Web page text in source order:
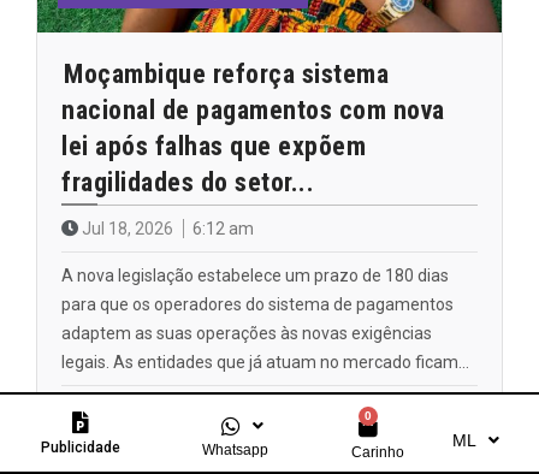
Publicidade Whatsapp
0
Carinho
ML
Moçambique reforça sistema
nacional de pagamentos com nova
lei após falhas que expõem
fragilidades do setor...
Jul 18, 2026 6:12 am
A nova legislação estabelece um prazo de 180 dias
para que os operadores do sistema de pagamentos
adaptem as suas operações às novas exigências
legais. As entidades que já atuam no mercado ficam…
SAIBA MAIS